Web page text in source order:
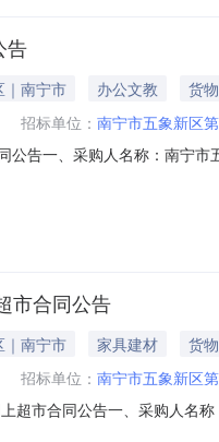
告
｜南宁市 办公文教
货物
招标单位： 南宁市五象新区
公告一、采购人名称：南宁
台1.001450014500服务要
市合同公告
｜南宁市 家具建材
货物
招标单位： 南宁市五象新区
超市合同公告一、采购人名